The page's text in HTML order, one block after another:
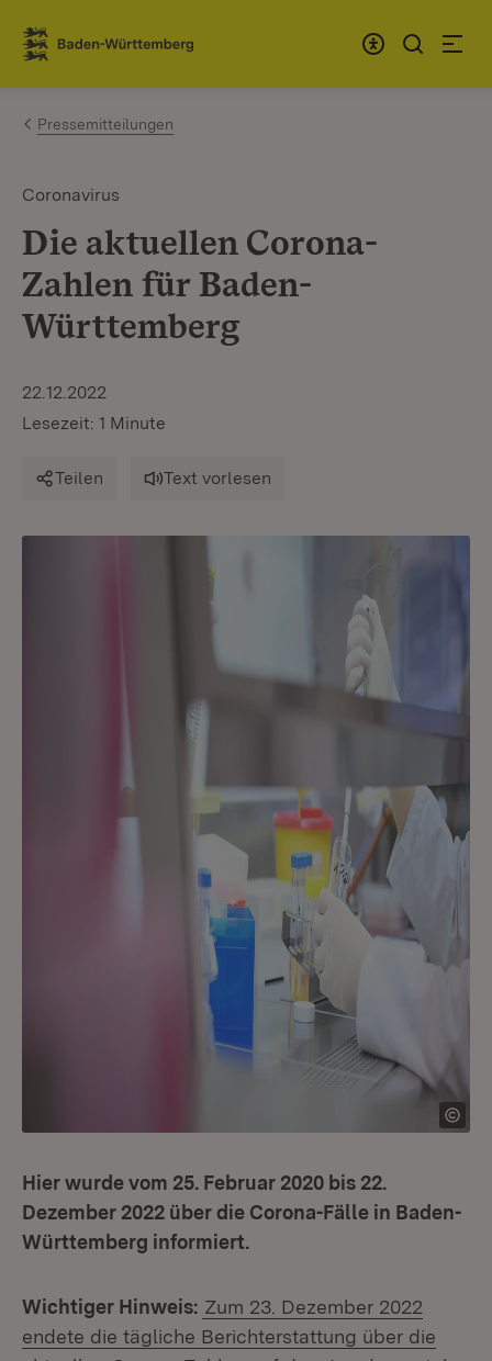
Zum Inhalt springen
Link zur Startseite
Pressemitteilungen
Coronavirus
Die aktuellen Corona-
Zahlen für Baden-
Württemberg
22.12.2022
Lesezeit: 1 Minute
Teilen Text vorlesen
Hier wurde vom 25. Februar 2020 bis 22.
Dezember 2022 über die Corona-Fälle in Baden-
Württemberg informiert.
Wichtiger Hinweis: Zum 23. Dezember 2022
endete die tägliche Berichterstattung über die